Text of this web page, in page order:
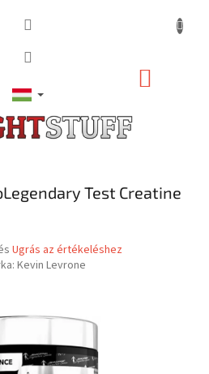
Test Creatine
Ugrás az értékeléshez
Kevin Levrone